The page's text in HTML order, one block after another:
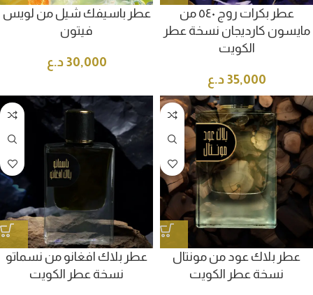
عطر باسيفك شيل من لويس
فيتون
30,000 د.ع
عطر بكرات روج ٥٤٠ من
مايسون كارديجان نسخة عطر
الكويت
35,000 د.ع
عطر بلاك افغانو من نسماتو
نسخة عطر الكويت
عطر بلاك عود من مونتال
نسخة عطر الكويت